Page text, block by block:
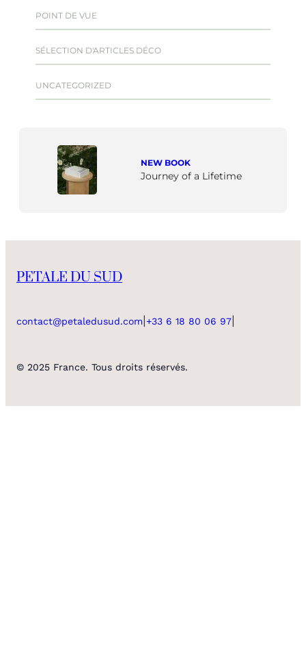
POINT DE VUE
SÉLECTION D'ARTICLES DÉCO
UNCATEGORIZED
NEW BOOK
Journey of a Lifetime
PETALE DU SUD
contact@petaledusud.com +33 6 18 80 06 97
© 2025 France. Tous droits réservés.